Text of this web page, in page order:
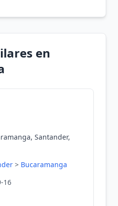
en
Santander,
> Bucaramanga
16